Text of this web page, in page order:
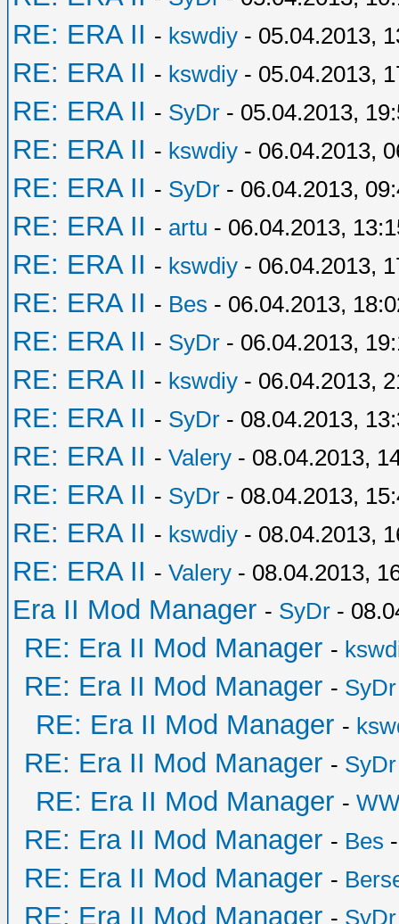
RE: ERA II - kswdiy - 05.04.2013,
RE: ERA II - kswdiy - 05.04.2013,
RE: ERA II - SyDr - 05.04.2013,
RE: ERA II - kswdiy - 06.04.2013,
RE: ERA II - SyDr - 06.04.2013,
RE: ERA II - artu - 06.04.2013,
RE: ERA II - kswdiy - 06.04.2013,
RE: ERA II - Bes - 06.04.2013,
RE: ERA II - SyDr - 06.04.2013,
RE: ERA II - kswdiy - 06.04.2013,
RE: ERA II - SyDr - 08.04.2013,
RE: ERA II - Valery - 08.04.2013,
RE: ERA II - SyDr - 08.04.2013,
RE: ERA II - kswdiy - 08.04.2013,
RE: ERA II - Valery - 08.04.2013,
Era II Mod Manager - SyDr -
RE: Era II Mod Manager -
RE: Era II Mod Manager - SyDr
RE: Era II Mod Manager -
RE: Era II Mod Manager - SyDr
RE: Era II Mod Manager -
RE: Era II Mod Manager - Bes
RE: Era II Mod Manager -
RE: Era II Mod Manager - SyDr